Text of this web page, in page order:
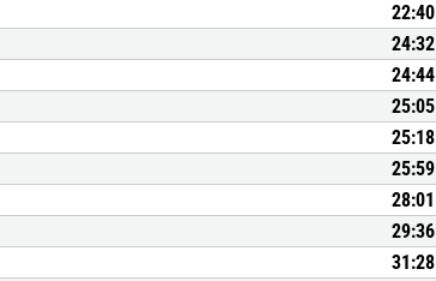
22:40
24:32
24:44
25:05
25:18
25:59
28:01
29:36
31:28